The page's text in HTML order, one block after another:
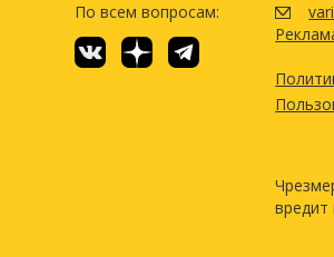
По всем вопросам: